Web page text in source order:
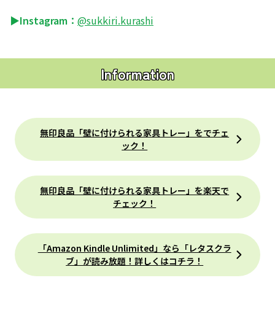
▶Instagram： @sukkiri.kurashi
Information
無印良品「壁に付けられる家具トレー」をでチェ
ック！
無印良品「壁に付けられる家具トレー」を楽天で
チェック！
「Amazon Kindle Unlimited」なら「レタスクラ
ブ」が読み放題！詳しくはコチラ！